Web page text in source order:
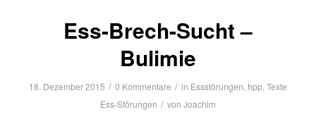
Ess-Brech-Sucht –
Bulimie
18. Dezember 2015 / 0 Kommentare / in Essstörungen, hpp, Texte
Ess-Störungen / von Joachim